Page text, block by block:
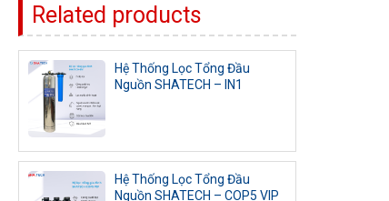
Related products
Hệ Thống Lọc Tổng Đầu
Nguồn SHATECH – IN1
Hệ Thống Lọc Tổng Đầu
Nguồn SHATECH – COP5 VIP